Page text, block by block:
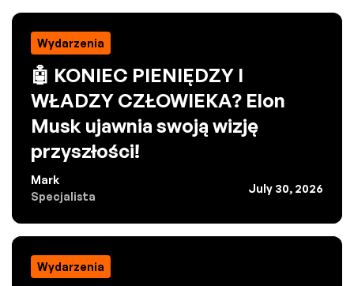
Wydarzenia
🤖 KONIEC PIENIĘDZY I
WŁADZY CZŁOWIEKA? Elon
Musk ujawnia swoją wizję
przyszłości!
Mark
Specjalista
July 30, 2026
Wydarzenia